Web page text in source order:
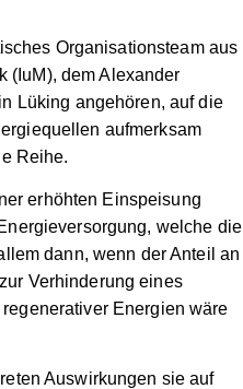
Organisationsteam aus
(IuM), dem Alexander
Lüking angehören, auf die
aufmerksam
Reihe.
erhöhten Einspeisung
welche die
dann, wenn der Anteil an
Verhinderung eines
Energien wäre
Auswirkungen sie auf